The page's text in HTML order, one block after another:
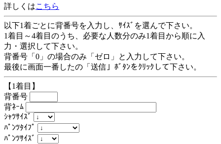
詳しくはこちら
以下1着ごとに背番号を入力し、ｻｲｽﾞを選んで下さい。
1着目～4着目のうち、必要な人数分のみ1着目から順に入
力・選択して下さい。
背番号「0」の場合のみ「ゼロ」と入力して下さい。
最後に画面一番したの「送信」ﾎﾞﾀﾝをｸﾘｯｸして下さい。
【1着目】
背番号
背ﾈｰﾑ
ｼｬﾂｻｲｽﾞ
ﾊﾟﾝﾂﾀｲﾌﾟ
ﾊﾟﾝﾂｻｲｽﾞ